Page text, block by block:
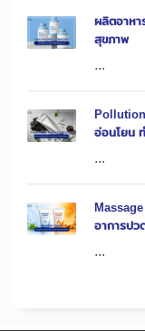
ผลิตอาหา
สุขภาพ
...
อ่อนโยน
...
อาการปว
...